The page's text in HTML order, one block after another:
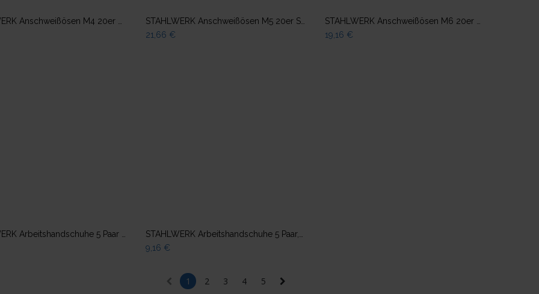
Warenkorb hinzufügen
STAHLWERK Anschweißösen M4 20er Set Ausbeulspotter Smart Repair Spotter Zubehör
Zum Warenkorb hinzufügen
STAHLWERK Anschweißösen M5 20er Set Ausbeulspotter Smart Repair Spotter Zubehör
21,66 €
Zum Warenkorb hinzufügen
STAHLWERK Anschweißösen M6 20er Set Ausbeulspotter Smart Repair Spotter Zubehör
19,16 €
Warenkorb hinzufügen Zum Warenkorb hinzufügen
9,16 €
1 2 3 4 5